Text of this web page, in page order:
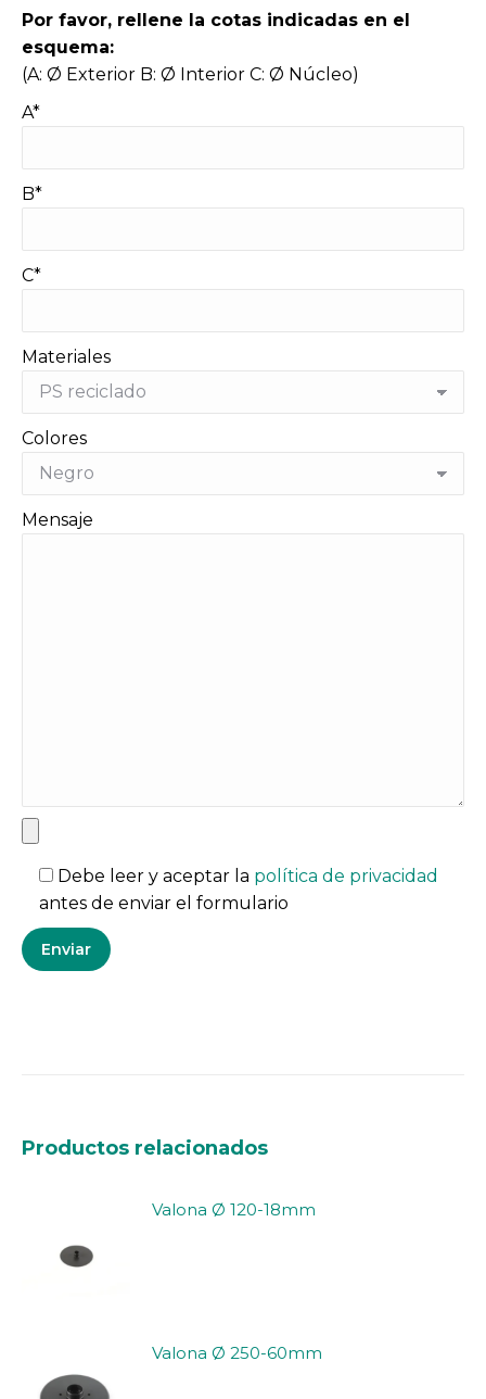
Por favor, rellene la cotas indicadas en el
esquema:
(A: Ø Exterior B: Ø Interior C: Ø Núcleo)
A*
B*
C*
Materiales
Colores
Mensaje
Debe leer y aceptar la política de privacidad
antes de enviar el formulario
Productos relacionados
Valona Ø 120-18mm
Valona Ø 250-60mm